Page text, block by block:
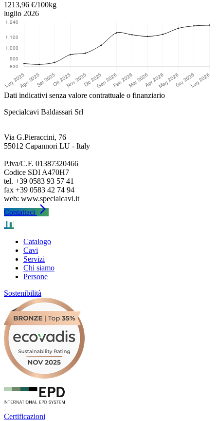
1213,96 €/100kg
luglio 2026
Dati indicativi senza valore contrattuale o finanziario
Specialcavi Baldassari Srl
Via G.Pieraccini, 76
55012 Capannori LU - Italy
P.iva/C.F. 01387320466
Codice SDI A470H7
tel. +39 0583 93 57 41
fax +39 0583 42 74 94
Contattaci arrow_forward_ios
Catalogo
Cavi
Servizi
Chi siamo
Persone
Sostenibilità
Certificazioni